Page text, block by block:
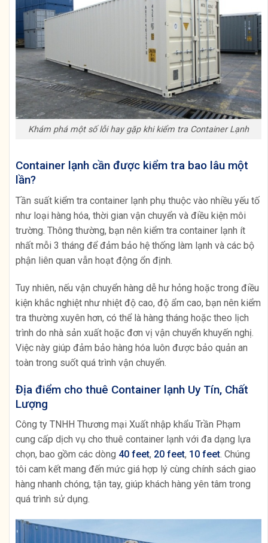
Khám phá một số lỗi hay gặp khi kiểm tra Container Lạnh
Container lạnh cần được kiểm tra bao lâu một
lần?
Tần suất kiểm tra container lạnh phụ thuộc vào nhiều yếu tố
như loại hàng hóa, thời gian vận chuyển và điều kiện môi
trường. Thông thường, bạn nên kiểm tra container lạnh ít
nhất mỗi 3 tháng để đảm bảo hệ thống làm lạnh và các bộ
phận liên quan vẫn hoạt động ổn định.
Tuy nhiên, nếu vận chuyển hàng dễ hư hỏng hoặc trong điều
kiện khắc nghiệt như nhiệt độ cao, độ ẩm cao, bạn nên kiểm
tra thường xuyên hơn, có thể là hàng tháng hoặc theo lịch
trình do nhà sản xuất hoặc đơn vị vận chuyển khuyến nghị.
Việc này giúp đảm bảo hàng hóa luôn được bảo quản an
toàn trong suốt quá trình vận chuyển.
Địa điểm cho thuê Container lạnh Uy Tín, Chất
Lượng
Công ty TNHH Thương mại Xuất nhập khẩu Trần Phạm
cung cấp dịch vụ cho thuê container lạnh với đa dạng lựa
chọn, bao gồm các dòng 40 feet, 20 feet, 10 feet. Chúng
tôi cam kết mang đến mức giá hợp lý cùng chính sách giao
hàng nhanh chóng, tận tay, giúp khách hàng yên tâm trong
quá trình sử dụng.